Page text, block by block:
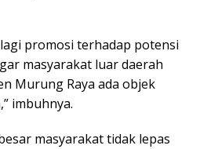
promosi terhadap potensi
masyarakat luar daerah
Murung Raya ada objek
imbuhnya.
masyarakat tidak lepas